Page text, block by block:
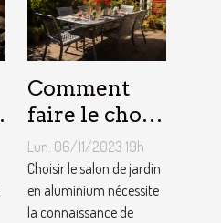
Comment
faire le choix
d’un salon de
jardin en
aluminium ?
Lun. 06/11/2023 19h
Choisir le salon de jardin
en aluminium nécessite
la connaissance de